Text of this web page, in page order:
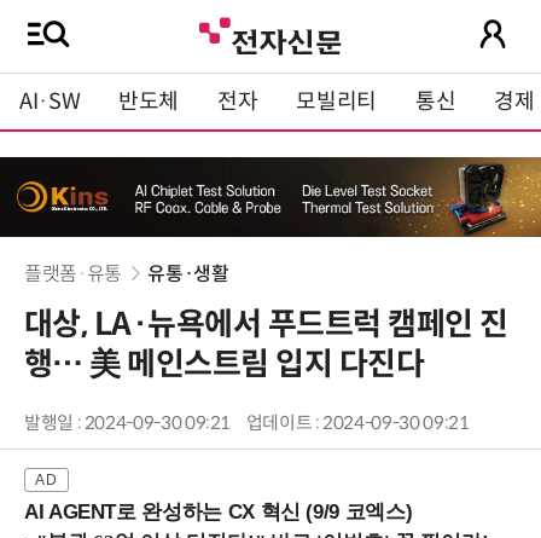
AI·SW 반도체 전자 모빌리티 통신 경제
플랫폼·유통 유통·생활
대상, LA·뉴욕에서 푸드트럭 캠페인 진
행… 美 메인스트림 입지 다진다
발행일 : 2024-09-30 09:21 업데이트 : 2024-09-30 09:21
AI AGENT로 완성하는 CX 혁신 (9/9 코엑스)